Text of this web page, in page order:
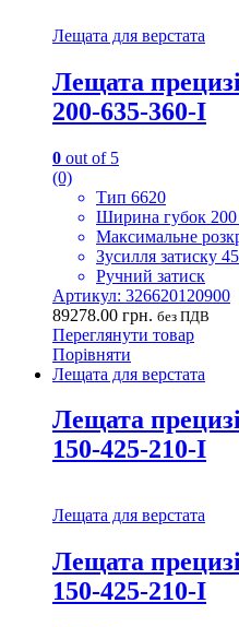
Лещата для верстата
Лещата
200-635-360-I
0 out of 5
(0)
Тип 6620
Ширина губок
Максимальне
Зусилля затиску
Ручний затиск
Артикул: 326620120900
89278.00 грн. без ПДВ
Переглянути товар
Порівняти
Лещата для верстата
Лещата
150-425-210-I
Лещата для верстата
Лещата
150-425-210-I